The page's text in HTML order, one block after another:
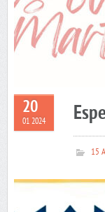
20
01 2024
15